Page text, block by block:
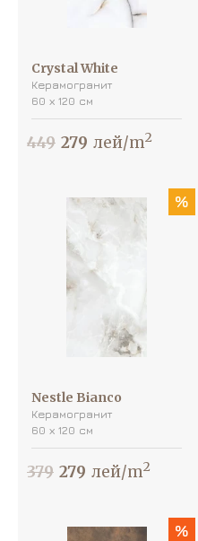
Crystal White
Керамогранит
60 х 120 см
449 279 лей/m2
%
Nestle Bianco
Керамогранит
60 х 120 см
379 279 лей/m2
%